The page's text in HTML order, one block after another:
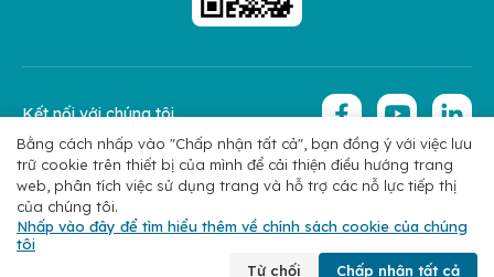
Chính sách bảo mật Copyright 2026 © Hoan My Corporation
Kết nối với chúng tôi
Đặt lịch Liên hệ
Bằng cách nhấp vào "Chấp nhận tất cả", bạn đồng ý với việc lưu
trữ cookie trên thiết bị của mình để cải thiện điều hướng trang
web, phân tích việc sử dụng trang và hỗ trợ các nỗ lực tiếp thị
của chúng tôi.
Nhấp vào đây để tìm hiểu thêm về chính sách cookie của chúng
tôi
Từ chối
Chấp nhận tất cả